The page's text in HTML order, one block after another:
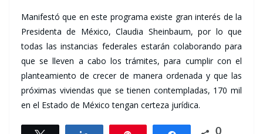
Manifestó que en este programa existe gran interés de la
Presidenta de México, Claudia Sheinbaum, por lo que
todas las instancias federales estarán colaborando para
que se lleven a cabo los trámites, para cumplir con el
planteamiento de crecer de manera ordenada y que las
próximas viviendas que se tienen contempladas, 170 mil
en el Estado de México tengan certeza jurídica.
0